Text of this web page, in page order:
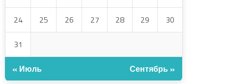
24 25 26 27 28 29 30
31
« Июль Сентябрь »